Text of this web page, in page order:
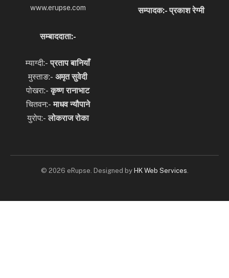
www.erupse.com सम्पादक:- प्रकाश रेग्मी
सम्बाददाता:-
म्याग्दी:-प्रताप बानियाँ
मुस्ताङ:- अमृत सुवेदी
पोखरा:-कृष्ण रानाभाट
चितवन:-माधव न्यौपाने
युरोप:-लोकराज रोका
© 2026 eRupse. Designed by HK Web Services.